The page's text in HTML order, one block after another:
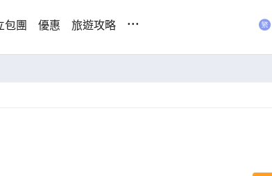
包團 優惠 旅遊攻略 ...